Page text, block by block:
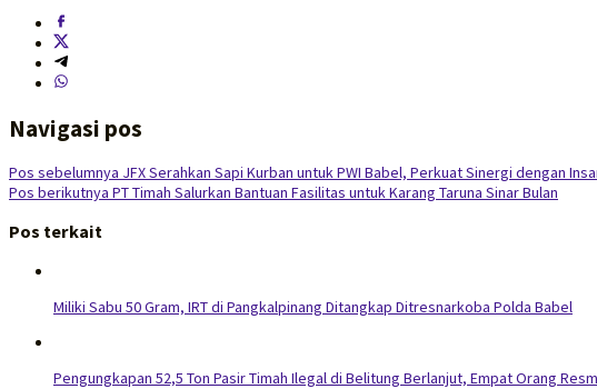
Navigasi pos
Pos sebelumnya JFX Serahkan Sapi Kurban untuk PWI Babel, Perkuat Sinergi dengan
Pos berikutnya PT Timah Salurkan Bantuan Fasilitas untuk Karang Taruna Sinar Bulan
Pos terkait
Miliki Sabu 50 Gram, IRT di Pangkalpinang Ditangkap Ditresnarkoba Polda Babel
Pengungkapan 52,5 Ton Pasir Timah Ilegal di Belitung Berlanjut, Empat Orang